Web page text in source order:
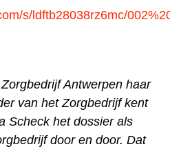
s/ldftb28038rz6mc/
Antwerpen haar
van het Zorgbedrijf kent
Scheck het dossier als
door en door. Dat